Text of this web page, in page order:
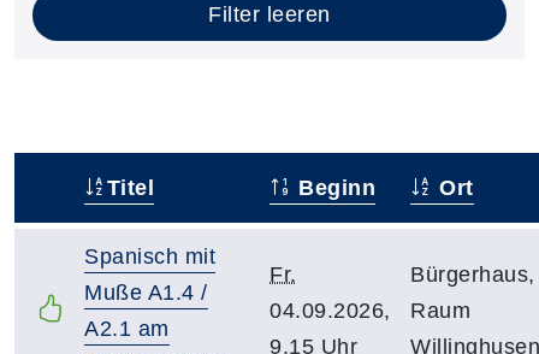
Filter leeren
Titel Beginn Ort
Spanisch mit
Muße A1.4 /
A2.1 am
Fr.
04.09.2026,
9.15 Uhr
Bürgerhaus,
Raum
Willinghusen